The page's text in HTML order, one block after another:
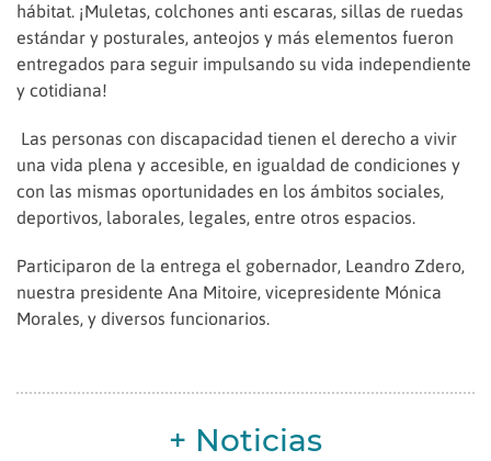
hábitat. ¡Muletas, colchones anti escaras, sillas de ruedas
estándar y posturales, anteojos y más elementos fueron
entregados para seguir impulsando su vida independiente
y cotidiana!
Las personas con discapacidad tienen el derecho a vivir
una vida plena y accesible, en igualdad de condiciones y
con las mismas oportunidades en los ámbitos sociales,
deportivos, laborales, legales, entre otros espacios.
Participaron de la entrega el gobernador, Leandro Zdero,
nuestra presidente Ana Mitoire, vicepresidente Mónica
Morales, y diversos funcionarios.
+ Noticias